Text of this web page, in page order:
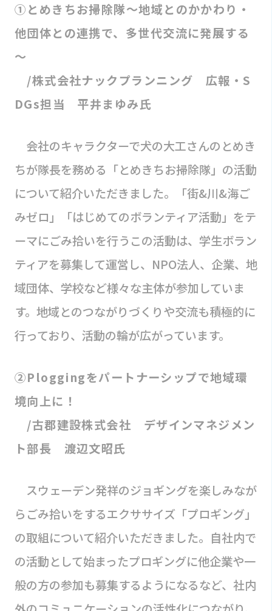
①とめきちお掃除隊～地域とのかかわり・
他団体との連携で、多世代交流に発展する
～
/株式会社ナックプランニング 広報・S
DGs担当 平井まゆみ氏
会社のキャラクターで犬の大工さんのとめき
ちが隊長を務める「とめきちお掃除隊」の活動
について紹介いただきました。「街&川&海ご
みゼロ」「はじめてのボランティア活動」をテ
ーマにごみ拾いを行うこの活動は、学生ボラン
ティアを募集して運営し、NPO法人、企業、地
域団体、学校など様々な主体が参加していま
す。地域とのつながりづくりや交流も積極的に
行っており、活動の輪が広がっています。
②Ploggingをパートナーシップで地域環
境向上に！
/古郡建設株式会社 デザインマネジメン
ト部長 渡辺文昭氏
スウェーデン発祥のジョギングを楽しみなが
らごみ拾いをするエクササイズ「プロギング」
の取組について紹介いただきました。自社内で
の活動として始まったプロギングに他企業や一
般の方の参加も募集するようになるなど、社内